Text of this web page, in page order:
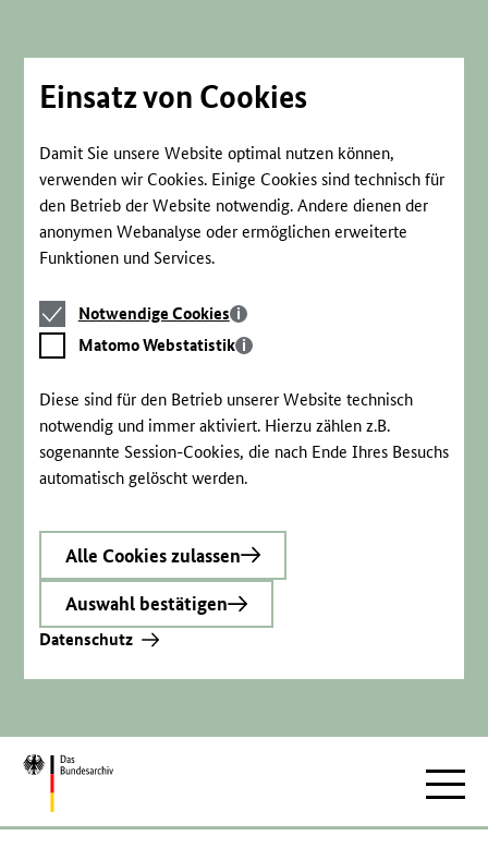
Einsatz von Cookies
Damit Sie unsere Website optimal nutzen können,
verwenden wir Cookies. Einige Cookies sind technisch für
den Betrieb der Website notwendig. Andere dienen der
anonymen Webanalyse oder ermöglichen erweiterte
Funktionen und Services.
Notwendige
Cookies
Notwendige Cookies
Matomo
Webstatistik
Matomo Webstatistik
Diese sind für den Betrieb unserer Website technisch
notwendig und immer aktiviert. Hierzu zählen z.B.
sogenannte Session-Cookies, die nach Ende Ihres Besuchs
automatisch gelöscht werden.
Alle Cookies zulassen
Auswahl bestätigen
Datenschutz
Zur